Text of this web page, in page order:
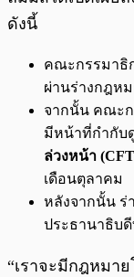
ดังนี้
คณะกรรมาธิ
ผ่านร่างกฎห
จากนั้น คณะก
มีหน้าที่กำกับ
ล่วงหน้า
เดือนตุลาคม
หลังจากนั้น ร่
ประธานาธิบ
“เราจะมีกฎหมา